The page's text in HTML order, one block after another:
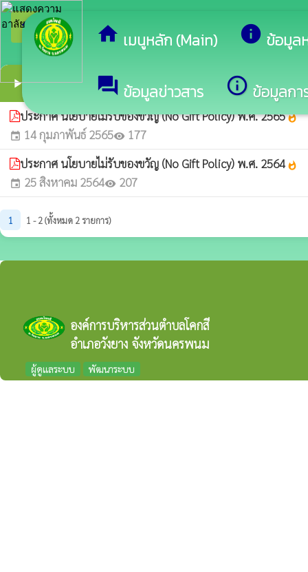
home เมนูหลัก (Main) info ข้อมูล
forum ข้อมูลข่าวสาร info_outline ข้อมูลก
arrow_back_iosกลับเมนูหลัก ยินดีต้อนรับสู่เ
play_arrowนโยบายไม่รับของขวัญ (No Gift Policy)
ประกาศ นโยบายไม่รับของขวัญ (No Gift Policy) พ.ศ. 2565whatshot
event 14 กุมภาพันธ์ 2565visibility 177
ประกาศ นโยบายไม่รับของขวัญ (No Gift Policy) พ.ศ. 2564 whatshot
event 25 สิงหาคม 2564visibility 207
1 1 - 2 (ทั้งหมด 2 รายการ)
องค์การบริหารส่วนตำบลโคกสี
อำเภอวังยาง จังหวัดนครพนม
ผู้ดูแลระบบ พัฒนาระบบ